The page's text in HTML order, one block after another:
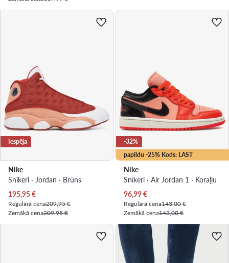
Iespēja
Nike
Snīkeri · Jordan · Brūns
Pašreizējā cena
195,95€
Regulārā cena209,95 €
Zemākā cena209,95 €
papildu -25% Kods: LAST
-32%
Nike
Snīkeri · Air Jordan 1 · Koraļļu
Pašreizējā cena
96,99€
Regulārā cena143,00 €
Zemākā cena143,00 €